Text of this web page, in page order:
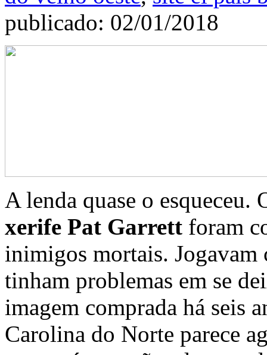
publicado: 02/01/2018
A lenda quase o esqueceu.
xerife Pat Garrett foram
inimigos mortais. Jogavam
tinham problemas em se
imagem comprada há seis
Carolina do Norte parece